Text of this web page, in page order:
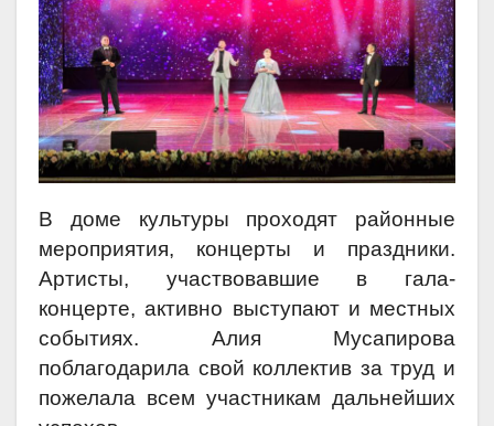
В доме культуры проходят районные
мероприятия, концерты и праздники.
Артисты, участвовавшие в гала-
концерте, активно выступают и местных
событиях. Алия Мусапирова
поблагодарила свой коллектив за труд и
пожелала всем участникам дальнейших